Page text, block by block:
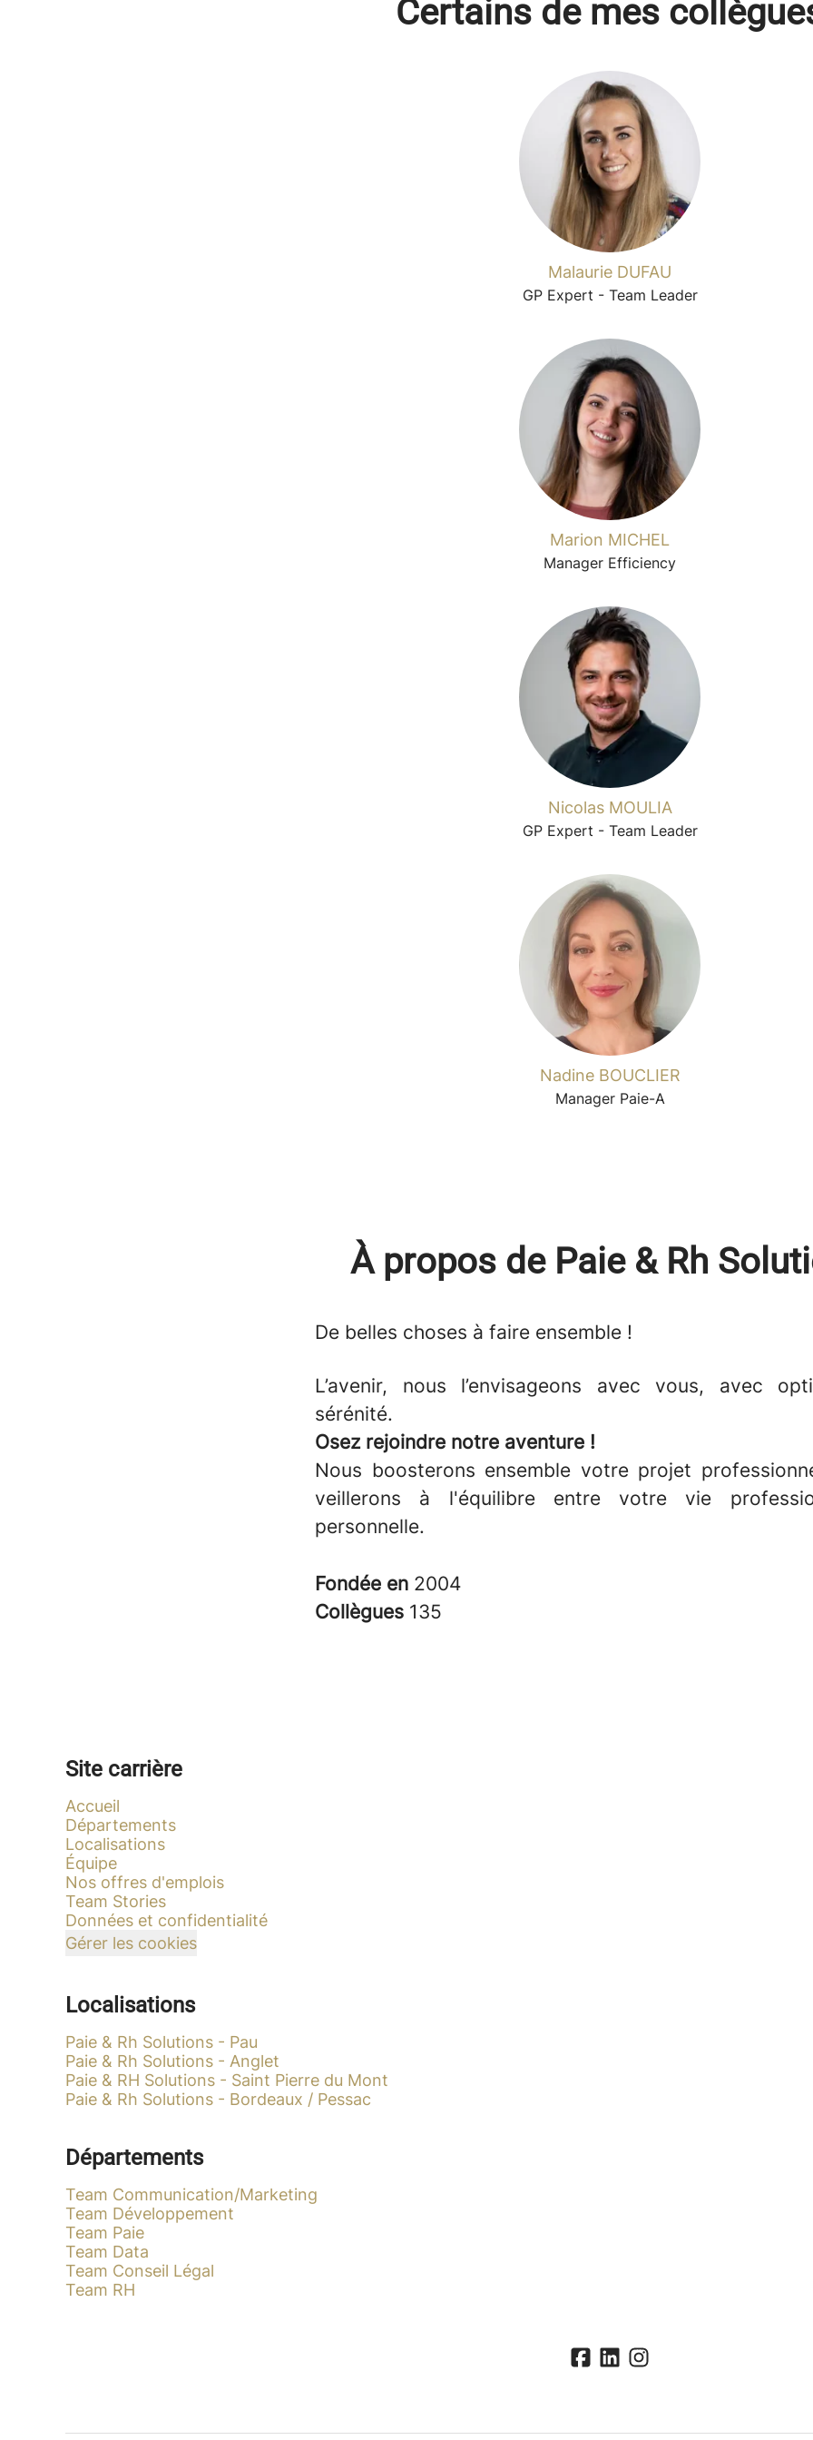
Certains de mes
Malaurie DUFAU
GP Expert - Team Leader
Marion MICHEL
Manager Efficiency
Nicolas MOULIA
GP Expert - Team Leader
Nadine BOUCLIER
Manager Paie-A
À propos de Paie & Rh
De belles choses à faire ensemble !
L’avenir, nous l’envisageons avec vous, avec
sérénité.
Osez rejoindre notre aventure !
Nous boosterons ensemble votre projet
veillerons à l'équilibre entre votre vie
personnelle.
Fondée en 2004
Collègues 135
Site carrière
Accueil
Départements
Localisations
Équipe
Nos offres d'emplois
Team Stories
Données et confidentialité
Gérer les cookies
Localisations
Paie & Rh Solutions - Pau
Paie & Rh Solutions - Anglet
Paie & RH Solutions - Saint Pierre du Mont
Paie & Rh Solutions - Bordeaux / Pessac
Départements
Team Communication/Marketing
Team Développement
Team Paie
Team Data
Team Conseil Légal
Team RH